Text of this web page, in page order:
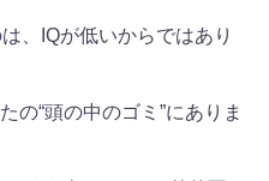
、IQが低いからではあり
の“頭の中のゴミ”にありま